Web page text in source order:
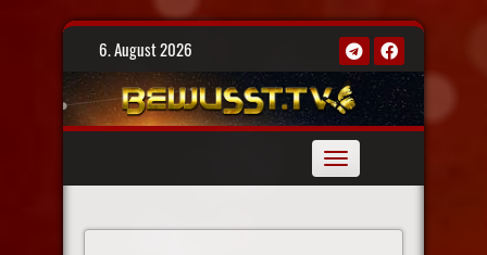
Skip
6. August 2026
Toggle
navigation